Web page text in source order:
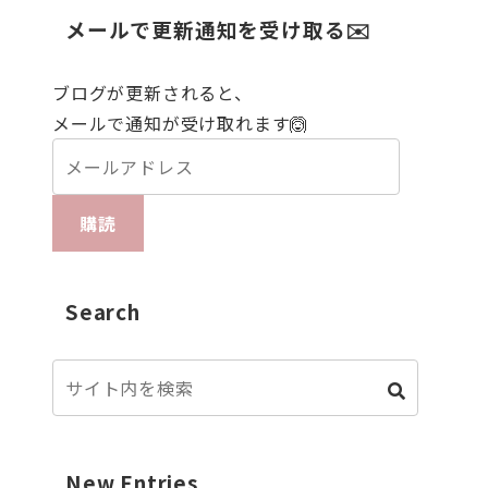
メールで更新通知を受け取る✉️
ブログが更新されると、
メールで通知が受け取れます🙆
購読
Search
New Entries